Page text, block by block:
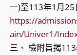
一)至113年1月25
https://
ain/Univer1/
三、 檢附旨揭